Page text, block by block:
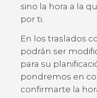
sino la hora a la
por ti.
En los traslados
podrán ser
para su
pondremos en
confirmarte la